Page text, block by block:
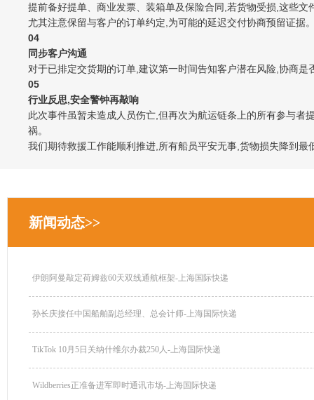
提前备好提单、商业发票、装箱单及保险合同,若货物受损,这些文
尤其注意保留与客户的订单约定,为可能的延迟交付协商预留证据
04
同步客户沟通
对于已排定交货期的订单,建议第一时间告知客户潜在风险,协商
05
行业反思,安全警钟再敲响
此次事件虽暂未造成人员伤亡,但再次为航运链条上的所有参与
祸。
我们期待救援工作能顺利推进,所有船员平安无事,货物损失降到
新闻动态>>
伊朗阿曼敲定荷姆兹60天双线通航框架-上海国际快递
孙长庆接任中国船舶副总经理、总会计师-上海国际快递
TikTok 10月5日关纳什维尔办裁250人-上海国际快递
Wildberries正准备进军即时通讯市场-上海国际快递